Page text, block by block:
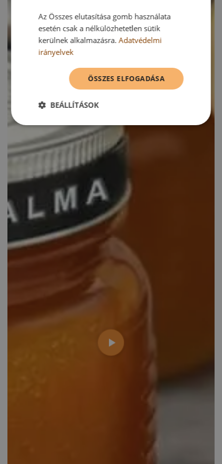
Az Összes elutasítása gomb használata
esetén csak a nélkülözhetetlen sütik
kerülnek alkalmazásra.Adatvédelmi
irányelvek
ÖSSZES ELFOGADÁSA
BEÁLLÍTÁSOK